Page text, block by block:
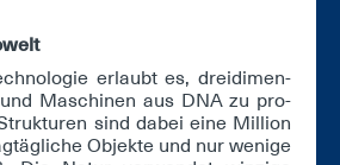
er­laubt es, drei­di­men­
Ma­schi­nen aus DNA zu pro­
sind da­bei ei­ne Mil­li­on
Ob­jek­te und nur we­ni­ge